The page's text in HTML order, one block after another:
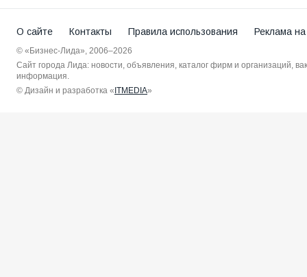
О сайте Контакты Правила использования Реклама
© «Бизнес-Лида», 2006–2026
Сайт города Лида: новости, объявления, каталог фирм и организаций,
информация.
© Дизайн и разработка « ITMEDIA»